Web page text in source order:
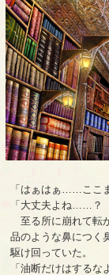
「はぁはぁ……ここ
「大丈夫よね……？
至る所に崩れて転
品のような鼻につく
駆け回っていた。
「油断だけはする